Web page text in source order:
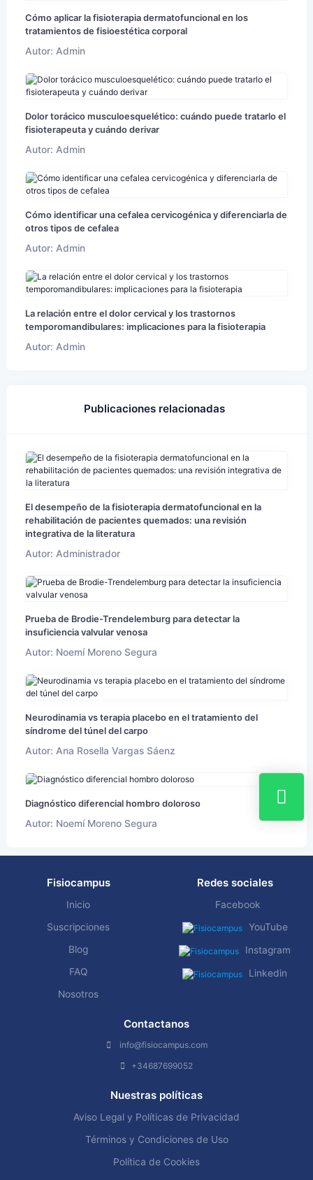
Cómo aplicar la fisioterapia dermatofuncional en los
tratamientos de fisioestética corporal
Autor: Admin
Dolor torácico musculoesquelético: cuándo puede tratarlo el
fisioterapeuta y cuándo derivar
Autor: Admin
Cómo identificar una cefalea cervicogénica y diferenciarla de
otros tipos de cefalea
Autor: Admin
La relación entre el dolor cervical y los trastornos
temporomandibulares: implicaciones para la fisioterapia
Autor: Admin
Publicaciones relacionadas
El desempeño de la fisioterapia dermatofuncional en la
rehabilitación de pacientes quemados: una revisión
integrativa de la literatura
Autor: Administrador
Prueba de Brodie-Trendelemburg para detectar la
insuficiencia valvular venosa
Autor: Noemí Moreno Segura
Neurodinamia vs terapia placebo en el tratamiento del
síndrome del túnel del carpo
Autor: Ana Rosella Vargas Sáenz
Diagnóstico diferencial hombro doloroso
Autor: Noemí Moreno Segura
Fisiocampus
Inicio
Suscripciones
Blog
FAQ
Nosotros
Redes sociales
Facebook
YouTube
Instagram
Linkedin
Contactanos
info@fisiocampus.com
+34687699052
Nuestras políticas
Aviso Legal y Políticas de Privacidad
Términos y Condiciones de Uso
Política de Cookies